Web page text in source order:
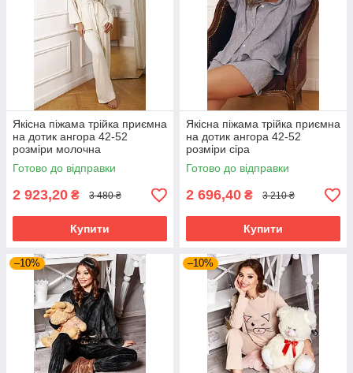
Якісна піжама трійка приємна
на дотик ангора 42-52
розміри молочна
Готово до відправки
2 923,20 ₴ 3 480 ₴
Купити
Якісна піжама трійка приємна
на дотик ангора 42-52
розміри сіра
Готово до відправки
2 696,40 ₴ 3 210 ₴
Купити
–10% –10%